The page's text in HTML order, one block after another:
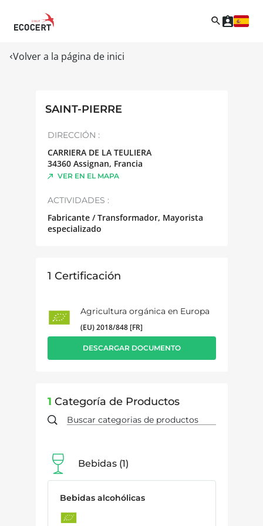
Volver a la página de inici
SAINT-PIERRE
DIRECCIÓN :
CARRIERA DE LA TEULIERA
34360 Assignan, Francia
VER EN EL MAPA
ACTIVIDADES :
Fabricante / Transformador, Mayorista
especializado
1 Certificación
Agricultura orgánica en Europa
(EU) 2018/848 [FR]
DESCARGAR DOCUMENTO
1 Categoría de Productos
Bebidas 1
Bebidas alcohólicas